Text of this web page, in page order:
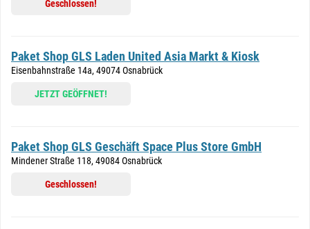
Geschlossen!
Paket Shop GLS Laden United Asia Markt & Kiosk
Eisenbahnstraße 14a, 49074 Osnabrück
JETZT GEÖFFNET!
Paket Shop GLS Geschäft Space Plus Store GmbH
Mindener Straße 118, 49084 Osnabrück
Geschlossen!